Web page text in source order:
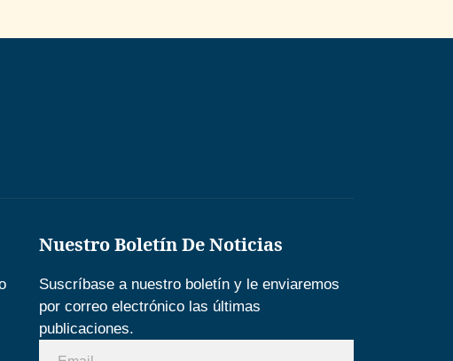
Nuestro Boletín De Noticias
Suscríbase a nuestro boletín y le enviaremos
por correo electrónico las últimas
publicaciones.